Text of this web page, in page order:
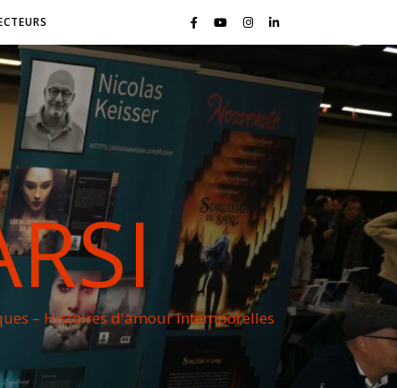
– Histoires d'amour intemporelles